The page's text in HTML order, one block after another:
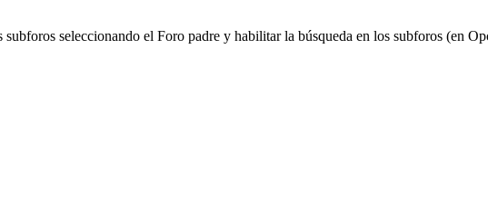
seleccionando el Foro padre y habilitar la búsqueda en los subforos (en